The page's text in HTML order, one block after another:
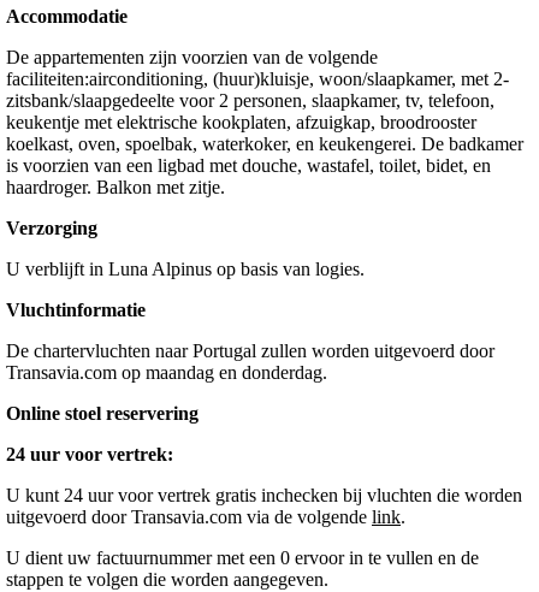
Accommodatie
De appartementen zijn voorzien van de volgende
faciliteiten:airconditioning, (huur)kluisje, woon/slaapkamer, met 2-
zitsbank/slaapgedeelte voor 2 personen, slaapkamer, tv, telefoon,
keukentje met elektrische kookplaten, afzuigkap, broodrooster
koelkast, oven, spoelbak, waterkoker, en keukengerei. De badkamer
is voorzien van een ligbad met douche, wastafel, toilet, bidet, en
haardroger. Balkon met zitje.
Verzorging
U verblijft in Luna Alpinus op basis van logies.
Vluchtinformatie
De chartervluchten naar Portugal zullen worden uitgevoerd door
Transavia.com op maandag en donderdag.
Online stoel reservering
24 uur voor vertrek:
U kunt 24 uur voor vertrek gratis inchecken bij vluchten die worden
uitgevoerd door Transavia.com via de volgende link.
U dient uw factuurnummer met een 0 ervoor in te vullen en de
stappen te volgen die worden aangegeven.